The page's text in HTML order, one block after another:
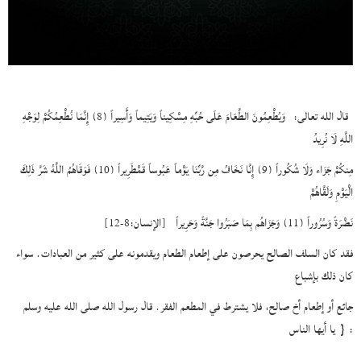
قال الله تعالى:
وَيُطْعِمُونَ الطَّعَامَ عَلَى حُبِّهِ مِسْكِيناً وَيَتِيماً وَأَسِيراً (8) إِنَّمَا نُطْعِمُكُمْ لِوَجْهِ
اللَّهِ لَا نُرِيدُ
مِنكُمْ جَزَاء وَلَا شُكُوراً (9) إِنَّا نَخَافُ مِن رَّبِّنَا يَوْماً عَبُوساً قَمْطَرِيراً (10) فَوَقَاهُمُ اللَّهُ شَرَّ ذَلِكَ
الْيَوْمِ وَلَقَّاهُمْ
نَضْرَةً وَسُرُوراً (11) وَجَزَاهُم بِمَا صَبَرُوا جَنَّةً وَحَرِيراً
[الإنسان:8-12]
فقد كان السلف الصالح يحرصون على إطعام الطعام ويقدمونه على كثير من العبادات. سواء
كان ذلك بإشباع
جائع أو إطعام أخ صالح، فلا يشترط في المطعم الفقر. قال رسول الله صلى الله عليه وسلم
:
{ يا أيها الناس